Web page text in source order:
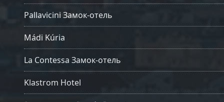
Pallavicini Замок-отель
Mádi Kúria
La Contessa Замок-отель
Klastrom Hotel